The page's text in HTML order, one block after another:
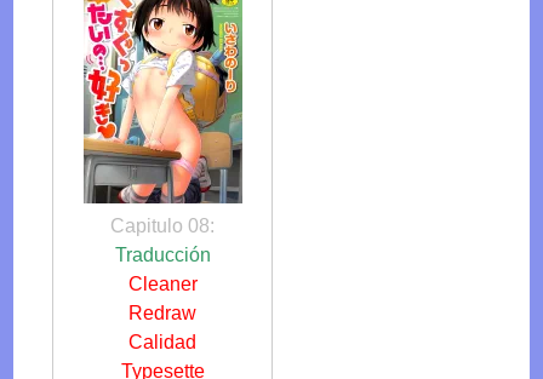
Capitulo 08:
Traducción
Cleaner
Redraw
Calidad
Typesette